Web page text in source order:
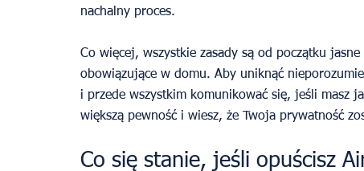
nachalny proces.
Co więcej, wszystkie zasady są od początku
obowiązujące w domu. Aby uniknąć
i przede wszystkim komunikować się, jeśli masz
większą pewność i wiesz, że Twoja prywatność
Co się stanie, jeśli opuścisz